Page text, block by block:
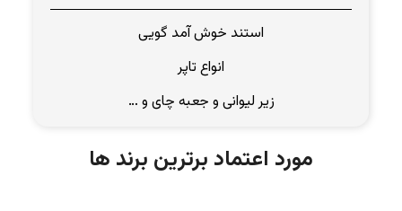
استند خوش آمد گویی
انواع تاپر
زیر لیوانی و جعبه چای و …
مورد اعتماد برترین برند ها